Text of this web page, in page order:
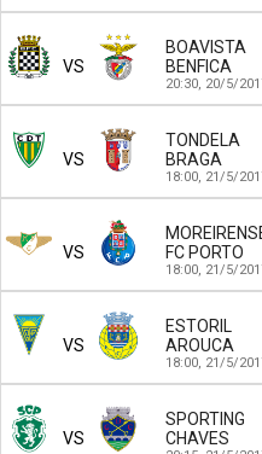
VS
BOAVISTA
BENFICA
20:30, 20/5/
VS
TONDELA
BRAGA
18:00, 21/5/
VS
FC PORTO
18:00, 21/5/
VS
ESTORIL
AROUCA
18:00, 21/5/
VS
SPORTING
CHAVES